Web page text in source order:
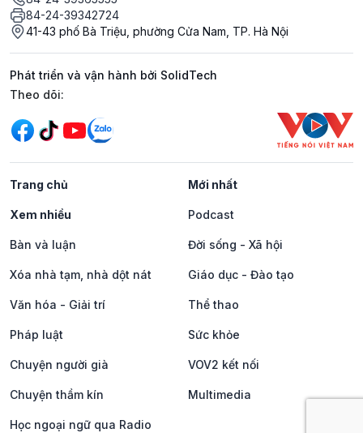
84-24-39342724
41-43 phố Bà Triệu, phường Cửa Nam, TP. Hà Nội
Phát triển và vận hành bởi SolidTech
Mạng xã hội
Theo dõi:
Trang chủ Mới nhất
Xem nhiều Podcast
Bàn và luận Đời sống - Xã hội
Xóa nhà tạm, nhà dột nát Giáo dục - Đào tạo
Văn hóa - Giải trí Thể thao
Pháp luật Sức khỏe
Chuyện người già VOV2 kết nối
Chuyện thầm kín Multimedia
Học ngoại ngữ qua Radio